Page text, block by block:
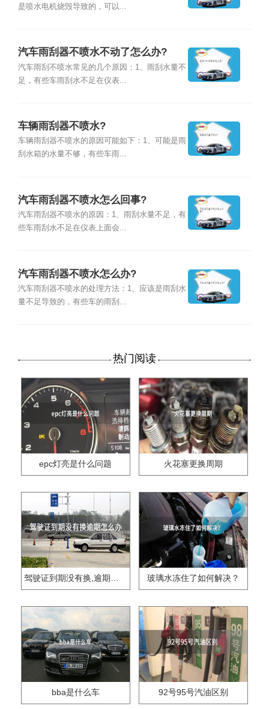
是喷水电机烧毁导致的，可以...
汽车雨刮器不喷水不动了怎么办?
汽车雨刮不喷水常见的几个原因：1、雨刮水量不
足，有些车雨刮水不足在仪表...
车辆雨刮器不喷水?
车辆雨刮器不喷水的原因可能如下：1、可能是雨
刮水箱的水量不够，有些车雨...
汽车雨刮器不喷水怎么回事?
汽车雨刮器不喷水的原因：1、雨刮水量不足，有
些车雨刮水不足在仪表上面会...
汽车雨刮器不喷水怎么办?
汽车雨刮器不喷水的处理方法：1、应该是雨刮水
量不足导致的，有些车的雨刮...
热门阅读
epc灯亮是什么问题 火花塞更换周期
驾驶证到期没有换,逾期怎么办?? 玻璃水冻住了如何解决？
bba是什么车 92号95号汽油区别